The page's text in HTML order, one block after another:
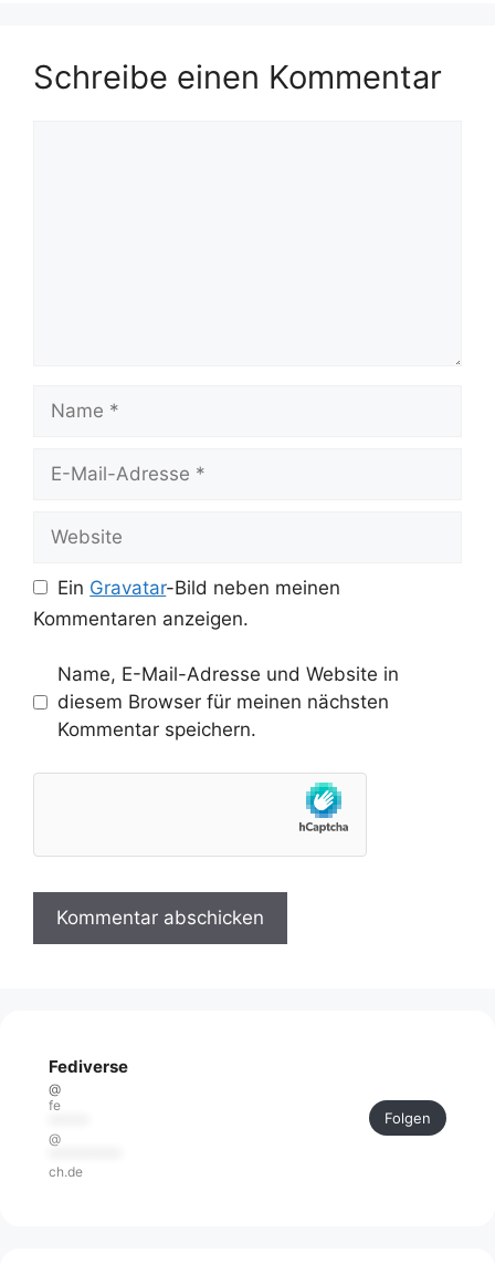
Schreibe einen Kommentar
Mail-
Ein Gravatar-Bild neben meinen
Kommentaren anzeigen.
Name, E-Mail-Adresse und Website in
diesem Browser für meinen nächsten
Kommentar speichern.
Fediverse
@
fe
@
ch.de
Folgen